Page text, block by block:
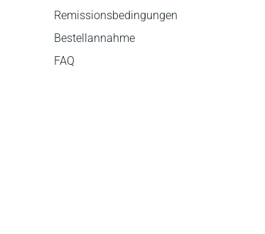
Remissionsbedingungen
Bestellannahme
FAQ